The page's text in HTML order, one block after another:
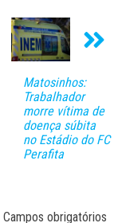
Matosinhos:
Trabalhador
morre vítima de
doença súbita
no Estádio do FC
Perafita
Campos obrigatórios